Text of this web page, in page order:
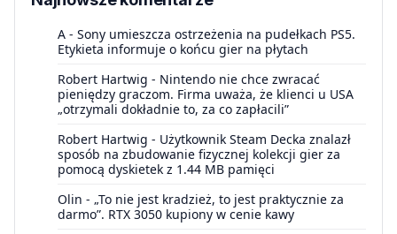
A - Sony umieszcza ostrzeżenia na pudełkach PS5.
Etykieta informuje o końcu gier na płytach
Robert Hartwig - Nintendo nie chce zwracać
pieniędzy graczom. Firma uważa, że klienci u USA
„otrzymali dokładnie to, za co zapłacili”
Robert Hartwig - Użytkownik Steam Decka znalazł
sposób na zbudowanie fizycznej kolekcji gier za
pomocą dyskietek z 1.44 MB pamięci
Olin - „To nie jest kradzież, to jest praktycznie za
darmo”. RTX 3050 kupiony w cenie kawy